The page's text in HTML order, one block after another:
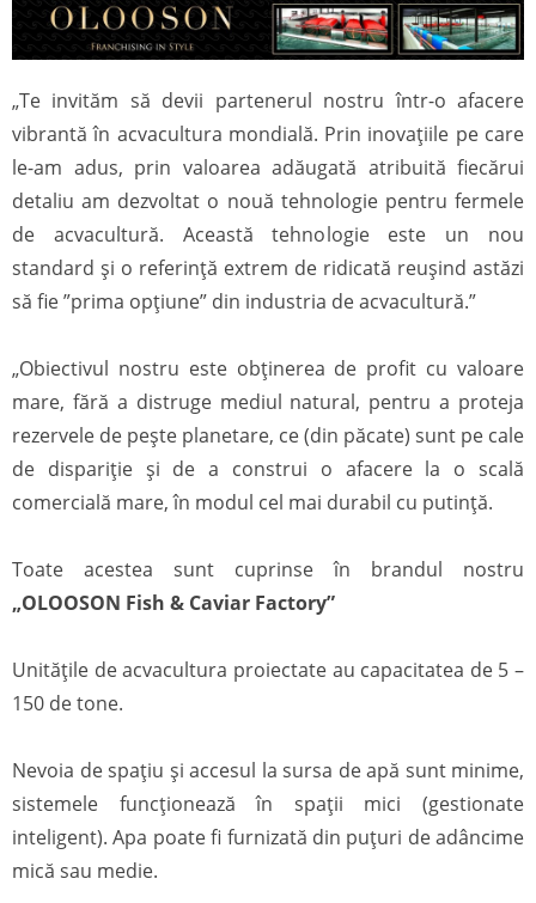
„Te invităm să devii partenerul nostru într-o afacere
vibrantă în acvacultura mondială. Prin inovațiile pe care
le-am adus, prin valoarea adăugată atribuită fiecărui
detaliu am dezvoltat o nouă tehnologie pentru fermele
de acvacultură. Această tehnologie este un nou
standard și o referință extrem de ridicată reușind astăzi
să fie ”prima opțiune” din industria de acvacultură.”
„Obiectivul nostru este obținerea de profit cu valoare
mare, fără a distruge mediul natural, pentru a proteja
rezervele de pește planetare, ce (din păcate) sunt pe cale
de dispariție și de a construi o afacere la o scală
comercială mare, în modul cel mai durabil cu putință.
Toate acestea sunt cuprinse în brandul nostru
„OLOOSON Fish & Caviar Factory”
Unitățile de acvacultura proiectate au capacitatea de 5 –
150 de tone.
Nevoia de spațiu și accesul la sursa de apă sunt minime,
sistemele funcționează în spații mici (gestionate
inteligent). Apa poate fi furnizată din puțuri de adâncime
mică sau medie.